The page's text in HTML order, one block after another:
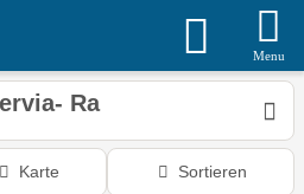
Menu
Ra
Karte Sortieren